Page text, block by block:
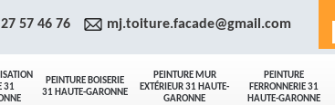
31
PEINTURE BOISERIE
31 HAUTE-GARONNE
PEINTURE MUR
EXTÉRIEUR 31 HAUTE-
GARONNE
PEINTURE
FERRONNERIE 31
HAUTE-GARONNE
57 46 76 mj.toiture.facade@gmail.com